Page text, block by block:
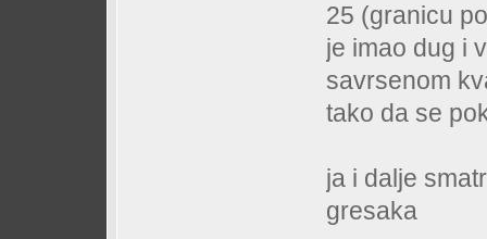
25 (granicu
je imao dug i
savrsenom
tako da se
ja i dalje
gresaka